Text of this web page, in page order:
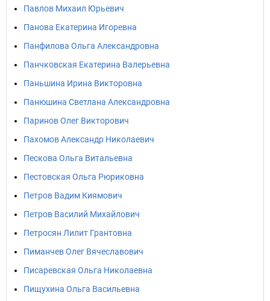
Павлов Михаил Юрьевич
Панова Екатерина Игоревна
Панфилова Ольга Александровна
Панчковская Екатерина Валерьевна
Паньшина Ирина Викторовна
Панюшина Светлана Александровна
Паринов Олег Викторович
Пахомов Александр Николаевич
Пескова Ольга Витальевна
Пестовская Ольга Рюриковна
Петров Вадим Киямович
Петров Василий Михайлович
Петросян Лилит Грантовна
Пиманчев Олег Вячеславович
Писаревская Ольга Николаевна
Пищухина Ольга Васильевна